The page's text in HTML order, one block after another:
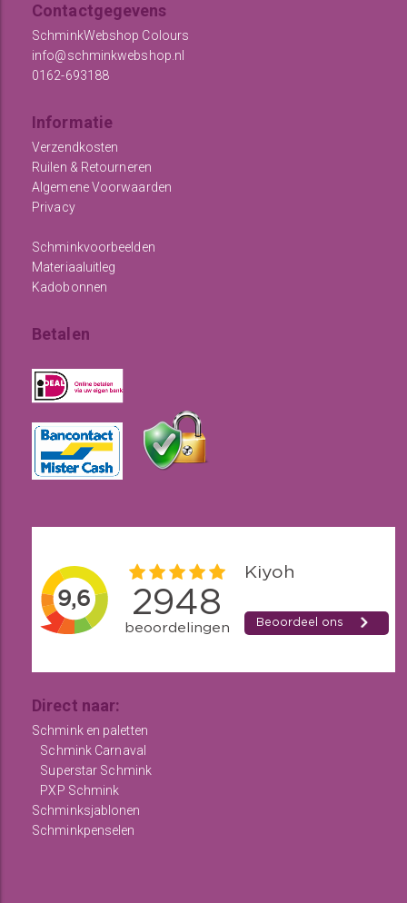
Contactgegevens
SchminkWebshop Colours
info@schminkwebshop.nl
0162-693188
Informatie
Verzendkosten
Ruilen & Retourneren
Algemene Voorwaarden
Privacy
Schminkvoorbeelden
Materiaaluitleg
Kadobonnen
Betalen
Direct naar:
Schmink en paletten
Schmink Carnaval
Superstar Schmink
PXP Schmink
Schminksjablonen
Schminkpenselen